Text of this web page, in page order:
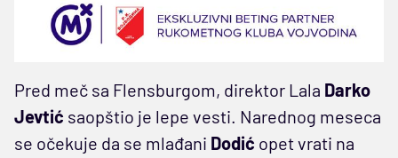
Pred meč sa Flensburgom, direktor Lala Darko
Jevtić saopštio je lepe vesti. Narednog meseca
se očekuje da se mlađani Dodić opet vrati na